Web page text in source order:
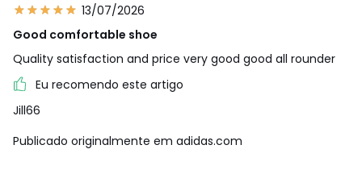
13/07/2026
Good comfortable shoe
Quality satisfaction and price very good good all rounder
Eu recomendo este artigo
Jill66
Publicado originalmente em adidas.com